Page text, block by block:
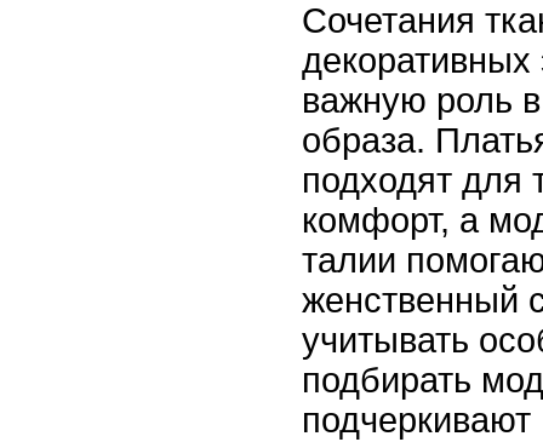
Сочетания
важную роль
образа.
подходят для
комфорт, а
талии
женственный
учитывать
подбирать